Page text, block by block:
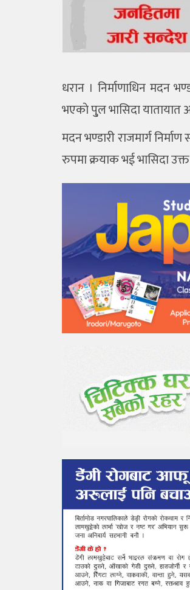
धरान । निर्माणाधिन मदन
भएकाे पु्ल भासिदा यातायात
मदन भण्डारी राजमार्ग
रुपमा क्रयाक भई भासिदा